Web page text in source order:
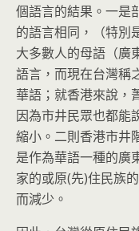
個語言的結果。一是
的語言相同，（特別
大多數人的母語（廣
語言，而現在台灣稱
華語；就香港來說，
因為市井民眾也都能
縮小。二則香港市井
是作為華語一種的廣
家的或原(先)住民族
而減少。